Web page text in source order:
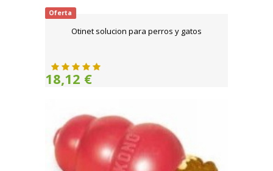
Oferta
Otinet solucion para perros y gatos
18,12 €